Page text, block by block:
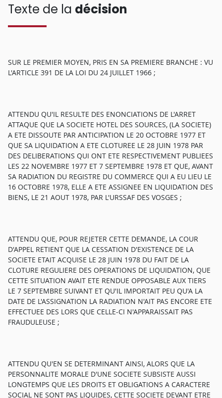
Texte de la décision
SUR LE PREMIER MOYEN, PRIS EN SA PREMIERE BRANCHE : VU
L'ARTICLE 391 DE LA LOI DU 24 JUILLET 1966 ;
ATTENDU QU'IL RESULTE DES ENONCIATIONS DE L'ARRET
ATTAQUE QUE LA SOCIETE HOTEL DES SOURCES, (LA SOCIETE)
A ETE DISSOUTE PAR ANTICIPATION LE 20 OCTOBRE 1977 ET
QUE SA LIQUIDATION A ETE CLOTUREE LE 28 JUIN 1978 PAR
DES DELIBERATIONS QUI ONT ETE RESPECTIVEMENT PUBLIEES
LES 22 NOVEMBRE 1977 ET 7 SEPTEMBRE 1978 ET QUE, AVANT
SA RADIATION DU REGISTRE DU COMMERCE QUI A EU LIEU LE
16 OCTOBRE 1978, ELLE A ETE ASSIGNEE EN LIQUIDATION DES
BIENS, LE 21 AOUT 1978, PAR L'URSSAF DES VOSGES ;
ATTENDU QUE, POUR REJETER CETTE DEMANDE, LA COUR
D'APPEL RETIENT QUE LA CESSATION D'EXISTENCE DE LA
SOCIETE ETAIT ACQUISE LE 28 JUIN 1978 DU FAIT DE LA
CLOTURE REGULIERE DES OPERATIONS DE LIQUIDATION, QUE
CETTE SITUATION AVAIT ETE RENDUE OPPOSABLE AUX TIERS
LE 7 SEPTEMBRE SUIVANT ET QU'IL IMPORTAIT PEU QU'A LA
DATE DE L'ASSIGNATION LA RADIATION N'AIT PAS ENCORE ETE
EFFECTUEE DES LORS QUE CELLE-CI N'APPARAISSAIT PAS
FRAUDULEUSE ;
ATTENDU QU'EN SE DETERMINANT AINSI, ALORS QUE LA
PERSONNALITE MORALE D'UNE SOCIETE SUBSISTE AUSSI
LONGTEMPS QUE LES DROITS ET OBLIGATIONS A CARACTERE
SOCIAL NE SONT PAS LIQUIDES, CETTE SOCIETE DEVANT ETRE